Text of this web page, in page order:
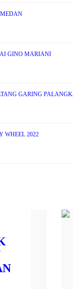
GINO MARIANI
GARING
WHEEL 2022